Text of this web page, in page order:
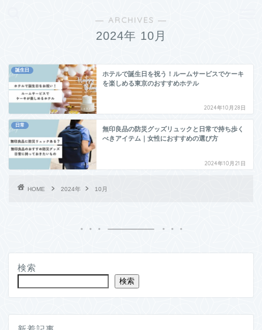
― ARCHIVES ―
2024年 10月
誕生日
ホテルで誕生日を祝う！ルームサービスでケーキ
を楽しめる東京のおすすめホテル
2024年10月28日
日常
無印良品の防災グッズリュックと日常で持ち歩く
べきアイテム｜女性におすすめの選び方
2024年10月21日
HOME 2024年 10月
検索
検索